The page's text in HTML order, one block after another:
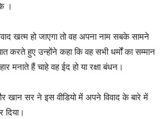
।
खत्म हो जाएगा तो वह अपना नाम सबके सामने
करते हुए उन्होंने कहा कि वह सभी धर्मों का सम्मान
मनाते हैं चाहे वह ईद हो या रक्षा बंधन।
खान सर ने इस वीडियो में अपने विवाद के बारे में